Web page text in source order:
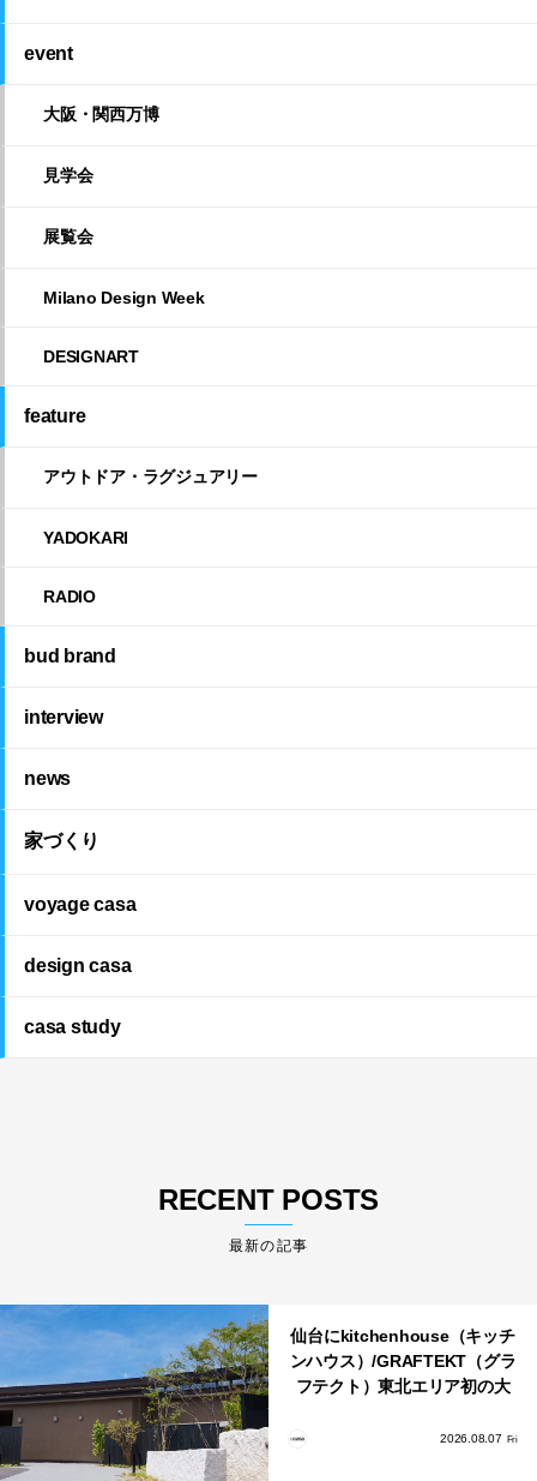
event
大阪・関西万博
見学会
展覧会
Milano Design Week
DESIGNART
feature
アウトドア・ラグジュアリー
YADOKARI
RADIO
bud brand
interview
news
家づくり
voyage casa
design casa
casa study
RECENT POSTS
最新の記事
仙台にkitchenhouse（キッチ
ンハウス）/GRAFTEKT（グラ
フテクト）東北エリア初の大
2026.08.07 Fri